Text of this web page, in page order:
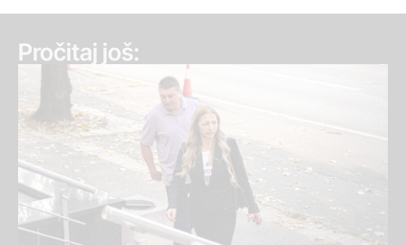
Pročitaj još: